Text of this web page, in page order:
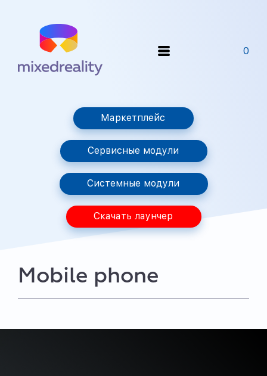
0
Маркетплейс
Сервисные модули
Системные модули
Скачать лаунчер
Mobile phone